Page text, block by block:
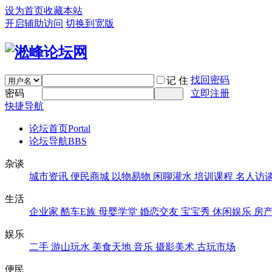
设为首页收藏本站
开启辅助访问 切换到宽版
记 住 找回密码
密码
立即注册
快捷导航
论坛首页Portal
论坛导航BBS
杂谈
城市资讯 便民商城 以物易物 闲聊灌水 培训课程 名人访
生活
企业家 酷车E族 母婴学堂 婚恋交友 宝宝秀 休闲娱乐 房
娱乐
二手 游山玩水 美食天地 音乐 摄影美术 古玩市场
便民